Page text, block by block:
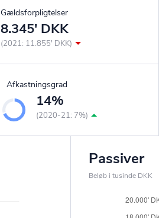
Gældsforpligtelser
8.345' DKK
(2021: 11.855' DKK)
Afkastningsgrad
14%
(2020-21: 7%)
Passiver
Beløb i tusinde DKK